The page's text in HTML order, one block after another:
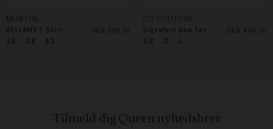
36 38 42
BELLAMY T-Shirt
DKK 599,00
XS
S L
CO COUTURE
Signature New Tee DKK 400,00
Tilmeld dig Queen nyhedsbrev